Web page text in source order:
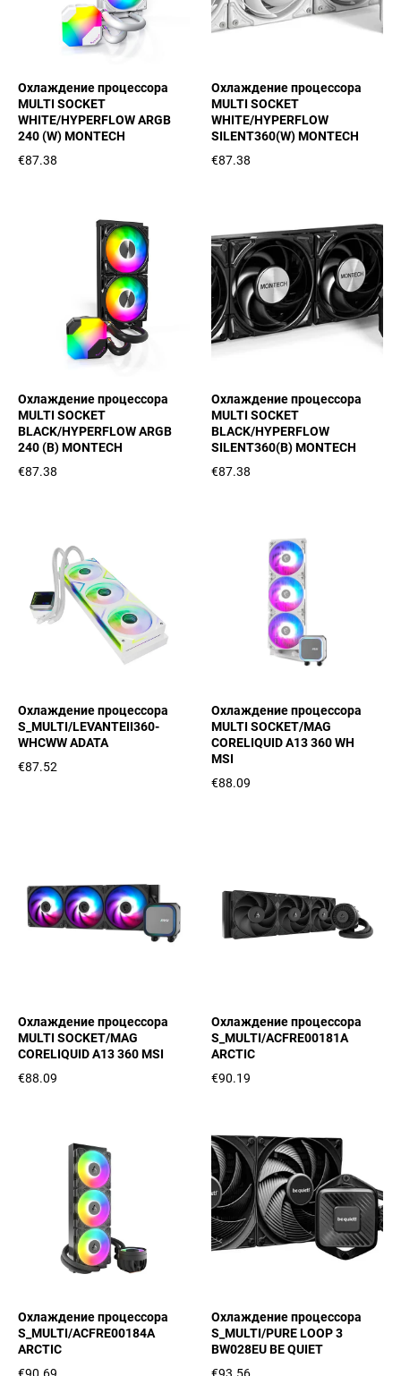
Охлаждение процессора
MULTI SOCKET
WHITE/HYPERFLOW ARGB
240 (W) MONTECH
€87.38
Охлаждение процессора
MULTI SOCKET
WHITE/HYPERFLOW
SILENT360(W) MONTECH
€87.38
Охлаждение процессора
MULTI SOCKET
BLACK/HYPERFLOW ARGB
240 (B) MONTECH
€87.38
Охлаждение процессора
MULTI SOCKET
BLACK/HYPERFLOW
SILENT360(B) MONTECH
€87.38
Охлаждение процессора
S_MULTI/LEVANTEII360-
WHCWW ADATA
€87.52
Охлаждение процессора
MULTI SOCKET/MAG
CORELIQUID A13 360 WH
MSI
€88.09
Охлаждение процессора
MULTI SOCKET/MAG
CORELIQUID A13 360 MSI
€88.09
Охлаждение процессора
S_MULTI/ACFRE00181A
ARCTIC
€90.19
Охлаждение процессора
S_MULTI/ACFRE00184A
ARCTIC
Охлаждение процессора
S_MULTI/PURE LOOP 3
BW028EU BE QUIET